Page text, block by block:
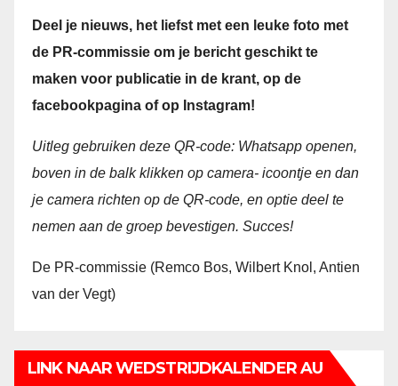
Deel je nieuws, het liefst met een leuke foto met
de PR-commissie om je bericht geschikt te
maken voor publicatie in de krant, op de
facebookpagina of op Instagram!
Uitleg gebruiken deze QR-code: Whatsapp openen,
boven in de balk klikken op camera- icoontje en dan
je camera richten op de QR-code, en optie deel te
nemen aan de groep bevestigen. Succes!
De PR-commissie (Remco Bos, Wilbert Knol, Antien
van der Vegt)
LINK NAAR WEDSTRIJDKALENDER AU